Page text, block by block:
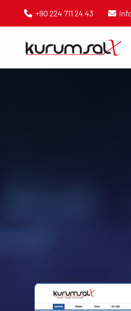
+90 224 711 24 43